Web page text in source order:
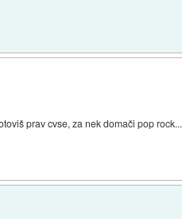
prav cvse, za nek domači pop rock...